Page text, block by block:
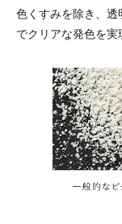
色くすみを除き、透
でクリアな発色を実